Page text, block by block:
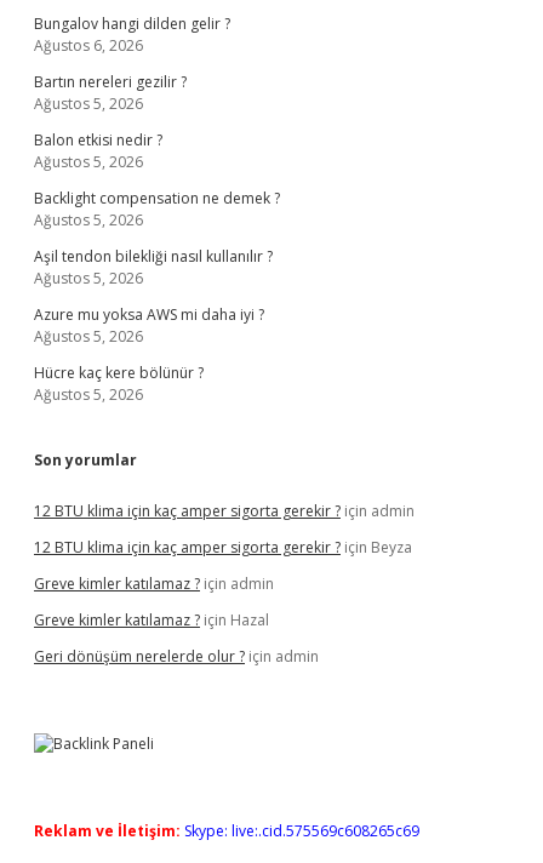
Bungalov hangi dilden gelir ?
Ağustos 6, 2026
Bartın nereleri gezilir ?
Ağustos 5, 2026
Balon etkisi nedir ?
Ağustos 5, 2026
Backlight compensation ne demek ?
Ağustos 5, 2026
Aşil tendon bilekliği nasıl kullanılır ?
Ağustos 5, 2026
Azure mu yoksa AWS mi daha iyi ?
Ağustos 5, 2026
Hücre kaç kere bölünür ?
Ağustos 5, 2026
Son yorumlar
12 BTU klima için kaç amper sigorta gerekir ? için admin
12 BTU klima için kaç amper sigorta gerekir ? için Beyza
Greve kimler katılamaz ? için admin
Greve kimler katılamaz ? için Hazal
Geri dönüşüm nerelerde olur ? için admin
Reklam ve İletişim: Skype: live:.cid.575569c608265c69